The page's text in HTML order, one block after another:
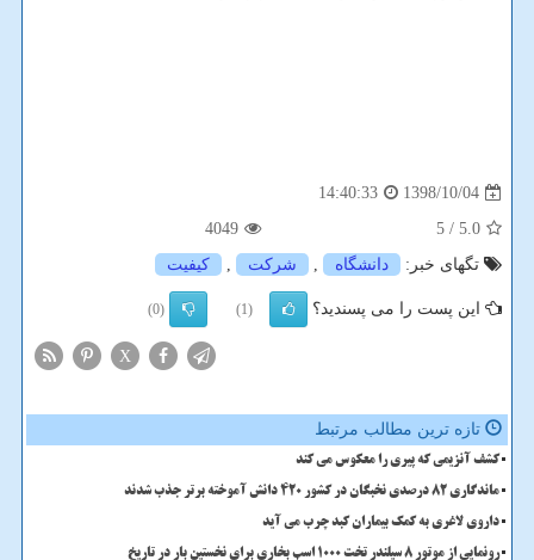
1398/10/04
14:40:33
5.0
/ 5
4049
تگهای خبر:
دانشگاه , شركت , كیفیت
این پست را می پسندید؟ (1)
(0)
X
تازه ترین مطالب مرتبط
کشف آنزیمی که پیری را معکوس می کند
ماندگاری 82 درصدی نخبگان در کشور 420 دانش آموخته برتر جذب شدند
داروی لاغری به کمک بیماران کبد چرب می آید
رونمایی از موتور ۸ سیلندر تخت ۱۰۰۰ اسب بخاری برای نخستین بار در تاریخ